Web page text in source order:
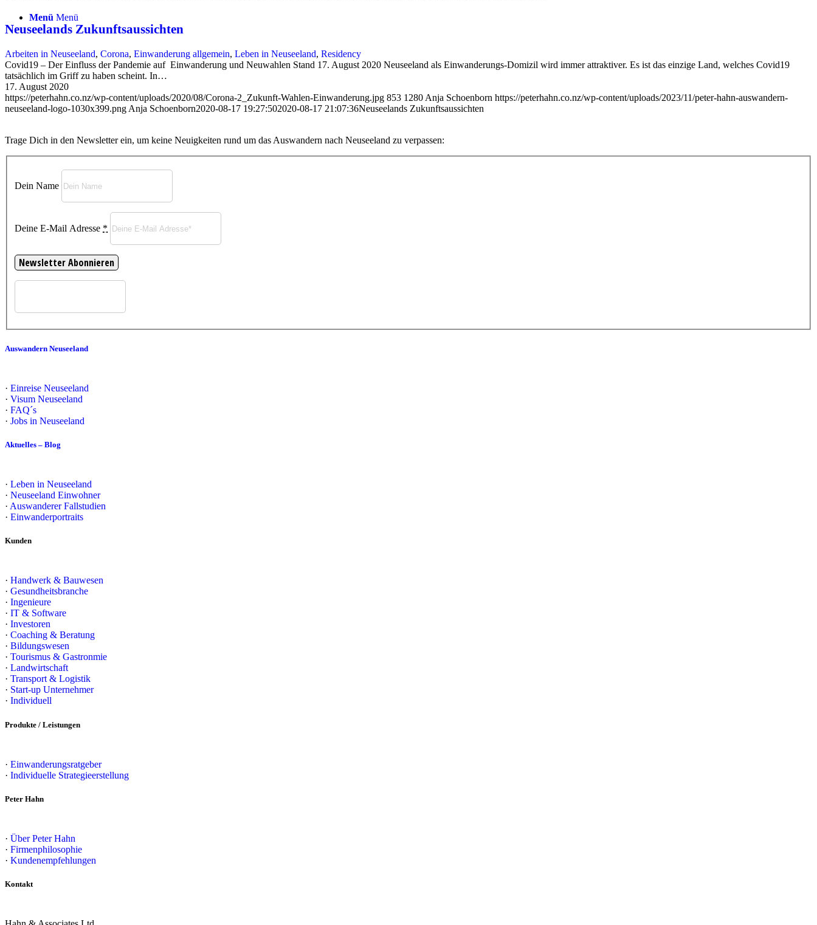
Menü Menü
Neuseelands Zukunftsaussichten
Arbeiten in Neuseeland, Corona, Einwanderung allgemein, Leben in Neuseeland, Residency
Covid19 – Der Einfluss der Pandemie auf Einwanderung und Neuwahlen Stand 17. August 2020 Neuseeland als Einwanderungs-Domizil wird immer attraktiver. Es ist das einzige Land, welches Covid19
tatsächlich im Griff zu haben scheint. In…
17. August 2020
https://peterhahn.co.nz/wp-content/uploads/2020/08/Corona-2_Zukunft-Wahlen-Einwanderung.jpg 853 1280 Anja Schoenborn https://peterhahn.co.nz/wp-content/uploads/2023/11/peter-hahn-auswandern-
neuseeland-logo-1030x399.png Anja Schoenborn2020-08-17 19:27:502020-08-17 21:07:36Neuseelands Zukunftsaussichten
Trage Dich in den Newsletter ein, um keine Neuigkeiten rund um das Auswandern nach Neuseeland zu verpassen:
Dein Name
Deine E-Mail Adresse *
Auswandern Neuseeland
· Einreise Neuseeland
· Visum Neuseeland
· FAQ´s
· Jobs in Neuseeland
Aktuelles – Blog
· Leben in Neuseeland
· Neuseeland Einwohner
· Auswanderer Fallstudien
· Einwanderportraits
Kunden
· Handwerk & Bauwesen
· Gesundheitsbranche
· Ingenieure
· IT & Software
· Investoren
· Coaching & Beratung
· Bildungswesen
· Tourismus & Gastronmie
· Landwirtschaft
· Transport & Logistik
· Start-up Unternehmer
· Individuell
Produkte / Leistungen
· Einwanderungsratgeber
· Individuelle Strategieerstellung
Peter Hahn
· Über Peter Hahn
· Firmenphilosophie
· Kundenempfehlungen
Kontakt